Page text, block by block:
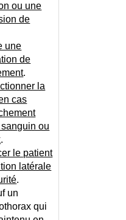
ou une
de
une
de
.
la
cas
ou
.
le patient
latérale
.
un
qui